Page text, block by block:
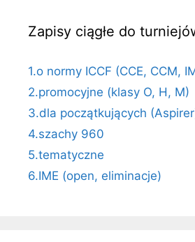
Zapisy ciągłe do
1.o normy ICCF (CCE, CCM,
2.promocyjne (klasy O, H, M)
3.dla początkujących
4.szachy 960
5.tematyczne
6.IME (open, eliminacje)